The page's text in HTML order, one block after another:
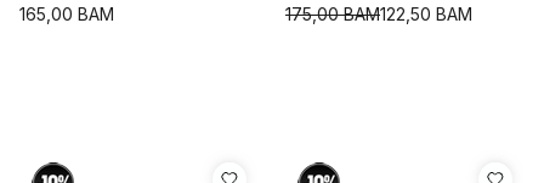
165,00 BAM 122,50 BAM
175,00BAM